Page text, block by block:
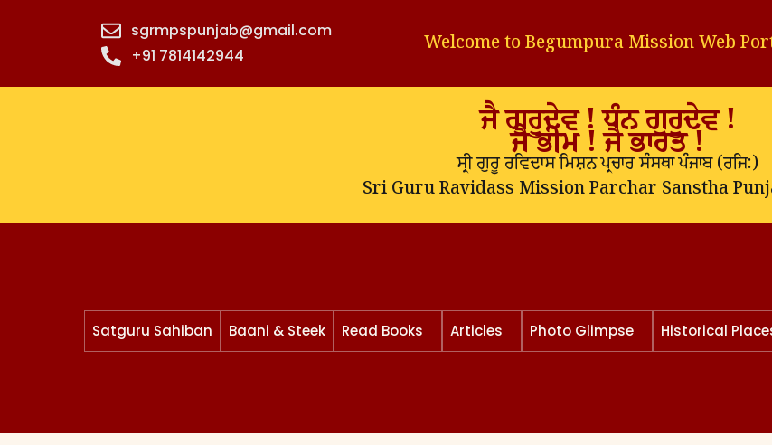
sgrmpspunjab@gmail.com
+91 7814142944‬
Welcome to Begumpura Mission Web
ਜੈ ਗੁਰੂਦੇਵ ! ਧੰਨ ਗੁਰੂਦੇਵ !
ਜੈ ਭੀਮ ! ਜੈ ਭਾਰਤ !
ਸ੍ਰੀ ਗੁਰੂ ਰਵਿਦਾਸ ਮਿਸ਼ਨ ਪ੍ਰਚਾਰ ਸੰਸਥਾ ਪੰਜਾਬ (ਰਜਿ:)
Sri Guru Ravidass Mission Parchar Sanstha
Satguru Sahiban Baani & Steek Read Books Articles Photo Glimpse Historical